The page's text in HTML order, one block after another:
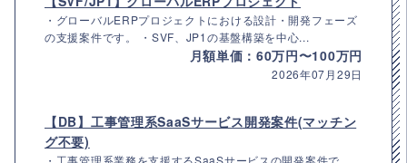
・グローバルERPプロジェクトにおける設計・開発フェーズ
の支援案件です。 ・SVF、JP1の基盤構築を中心...
月額単価：60万円〜100万円
2026年07月29日
【DB】工事管理系SaaSサービス開発案件(マッチン
グ不要)